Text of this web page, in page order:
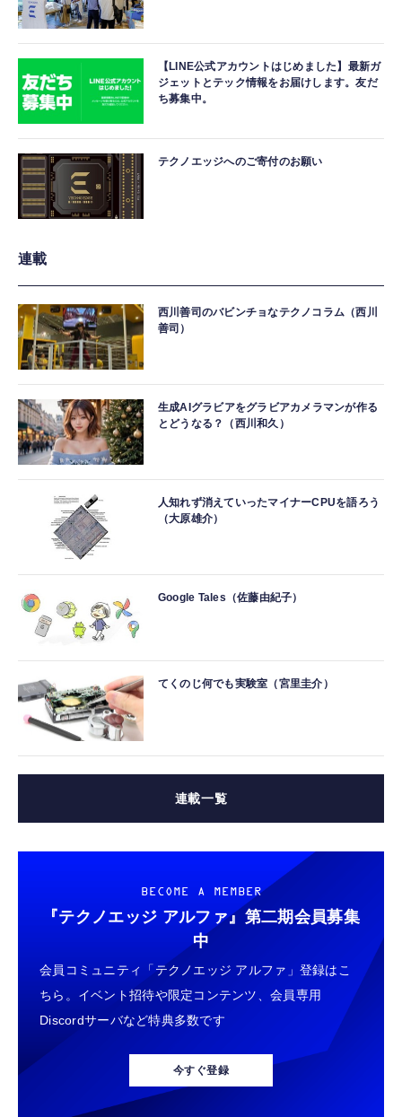
【LINE公式アカウントはじめました】最新ガ
ジェットとテック情報をお届けします。友だ
ち募集中。
テクノエッジへのご寄付のお願い
連載
西川善司のバビンチョなテクノコラム（西川
善司）
生成AIグラビアをグラビアカメラマンが作る
とどうなる？（西川和久）
人知れず消えていったマイナーCPUを語ろう
（大原雄介）
Google Tales（佐藤由紀子）
てくのじ何でも実験室（宮里圭介）
連載一覧
BECOME A MEMBER
『テクノエッジ アルファ』 第二期会員募集
中
会員コミュニティ「テクノエッジ アルファ」登録はこ
ちら。イベント招待や限定コンテンツ、会員専用
Discordサーバなど特典多数です
今すぐ登録